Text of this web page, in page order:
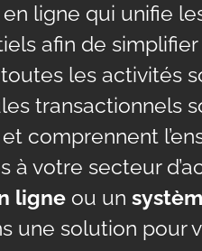
ligne qui unifie
afin de
les activités
transactionnels
comprennent
à votre secteur
ligneou un
une solution pour